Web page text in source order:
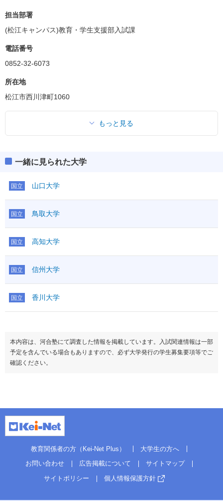
担当部署
(松江キャンパス)教育・学生支援部入試課
電話番号
0852-32-6073
所在地
松江市西川津町1060
もっと見る
一緒に見られた大学
国立 山口大学
国立 鳥取大学
国立 高知大学
国立 信州大学
国立 香川大学
本内容は、河合塾にて調査した情報を掲載しています。入試関連情報は一部
予定を含んでいる場合もありますので、必ず大学発行の学生募集要項等でご
確認ください。
教育関係者の方（Kei-Net Plus）
大学生の方へ
お問い合わせ
広告掲載について
サイトマップ
サイトポリシー
個人情報保護方針